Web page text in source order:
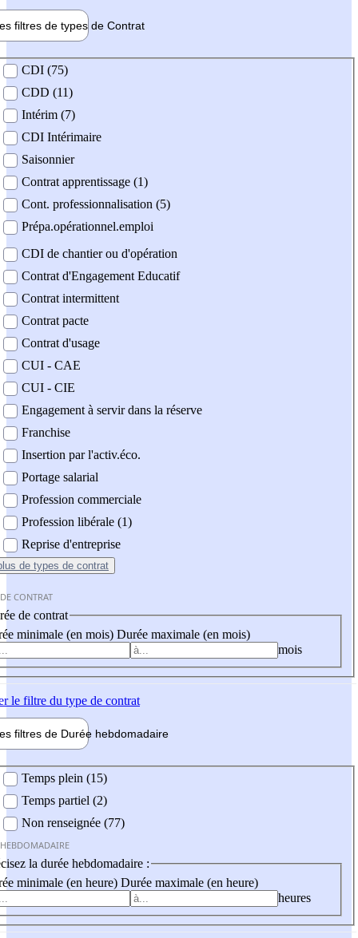
filtres de types de Contrat
contrat
CDI (75)
CDD (11)
Intérim (7)
CDI Intérimaire
Saisonnier
Contrat apprentissage (1)
Cont. professionnalisation (5)
Prépa.opérationnel.emploi
CDI de chantier ou d'opération
Contrat d'Engagement Educatif
Contrat intermittent
Contrat pacte
Contrat d'usage
CUI - CAE
CUI - CIE
Engagement à servir dans la réserve
Franchise
Insertion par l'activ.éco.
Portage salarial
Profession commerciale
Profession libérale (1)
Reprise d'entreprise
de types de contrat
CONTRAT
de contrat
minimale (en mois) Durée maximale (en mois)
mois
le filtre du type de contrat
filtres de Durée hebdomadaire
Temps plein (15)
Temps partiel (2)
Non renseignée (77)
la durée hebdomadaire :
minimale (en heure) Durée maximale (en heure)
heures